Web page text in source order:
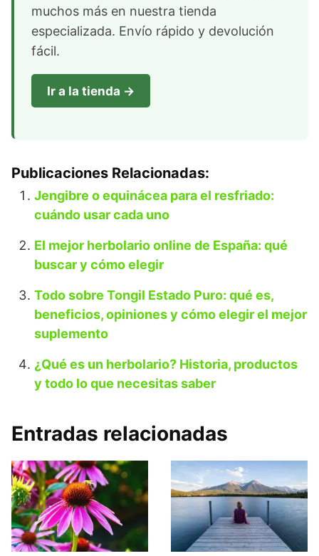
muchos más en nuestra tienda
especializada. Envío rápido y devolución
fácil.
Ir a la tienda →
Publicaciones Relacionadas:
Jengibre o equinácea para el resfriado:
cuándo usar cada uno
El mejor herbolario online de España: qué
buscar y cómo elegir
Todo sobre Tongil Estado Puro: qué es,
beneficios, opiniones y cómo elegir el mejor
suplemento
¿Qué es un herbolario? Historia, productos
y todo lo que necesitas saber
Entradas relacionadas